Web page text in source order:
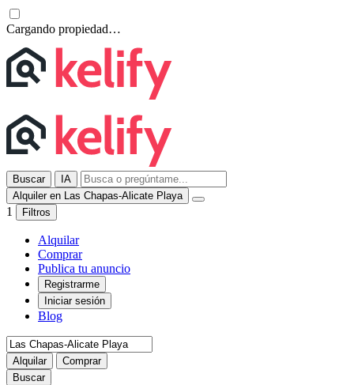
Cargando propiedad…
Buscar
IA
Alquiler en Las Chapas-Alicate Playa
1 Filtros
Alquilar
Comprar
Publica tu anuncio
Registrarme
Iniciar sesión
Blog
Alquilar
Comprar
Buscar